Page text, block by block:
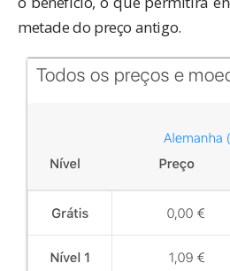
metade do preço antigo.